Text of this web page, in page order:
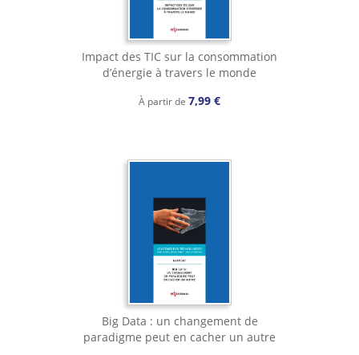
Impact des TIC sur la consommation
d’énergie à travers le monde
À partir de 7,99 €
Big Data : un changement de
paradigme peut en cacher un autre